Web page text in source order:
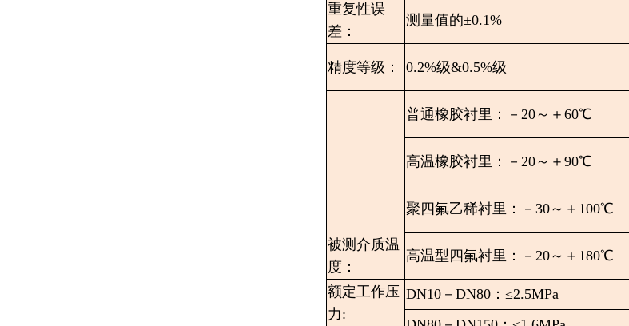
重复性误
差：
测量值的±0.1%
精度等级： 0.2%级&0.5%级
被测介质温
度：
普通橡胶衬里：－20～＋60℃
高温橡胶衬里：－20～＋90℃
聚四氟乙稀衬里：－30～＋100℃
高温型四氟衬里：－20～＋180℃
额定工作压
力:
DN10－DN80：≤2.5MPa